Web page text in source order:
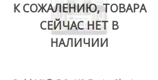
К СОЖАЛЕНИЮ, ТОВАРА
СЕЙЧАС НЕТ В
НАЛИЧИИ